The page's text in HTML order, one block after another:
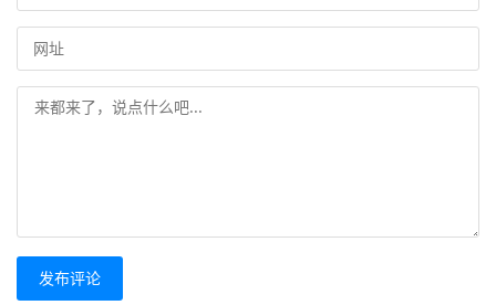
发布评论